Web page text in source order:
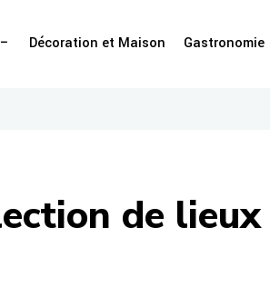
Décoration et Maison Gastronomie
de lieux